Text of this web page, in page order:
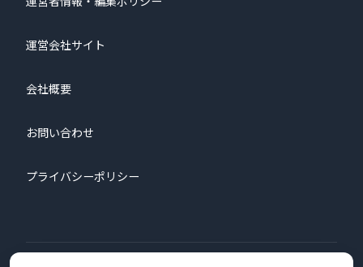
運営会社サイト
会社概要
お問い合わせ
プライバシーポリシー